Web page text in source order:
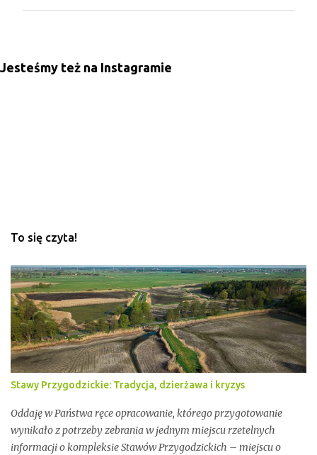
Jesteśmy też na Instagramie
To się czyta!
Stawy Przygodzickie: Tradycja, dzierżawa i kryzys
Oddaję w Państwa ręce opracowanie, którego przygotowanie
wynikało z potrzeby zebrania w jednym miejscu rzetelnych
informacji o kompleksie Stawów Przygodzickich – miejscu o